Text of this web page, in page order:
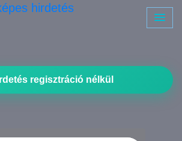
regisztráció nélkül